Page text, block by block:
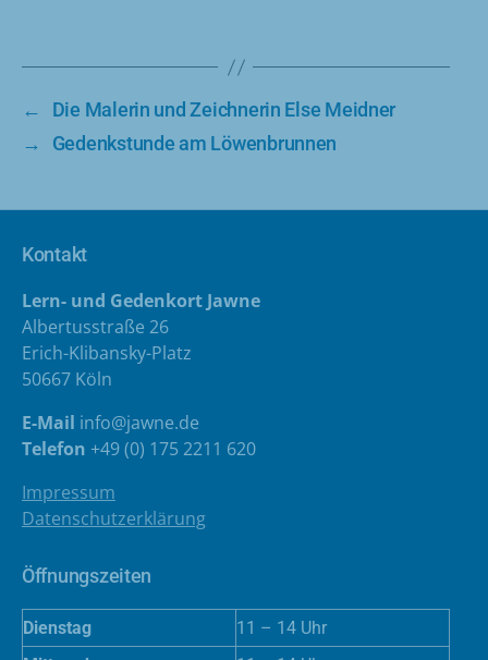
←
Die Malerin und Zeichnerin Else Meidner
→
Gedenkstunde am Löwenbrunnen
Kontakt
Lern- und Gedenkort Jawne
Albertusstraße 26
Erich-Klibansky-Platz
50667 Köln
E-Mail info@jawne.de
Telefon +49 (0) 175 2211 620
Impressum
Datenschutzerklärung
Öffnungszeiten
Dienstag
11 – 14 Uhr